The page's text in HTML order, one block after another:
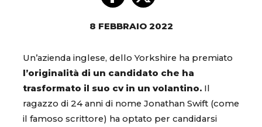
8 FEBBRAIO 2022
Un’azienda inglese, dello Yorkshire ha premiato
l’originalità di un candidato che ha
trasformato il suo cv in un volantino. Il
ragazzo di 24 anni di nome Jonathan Swift (come
il famoso scrittore) ha optato per candidarsi